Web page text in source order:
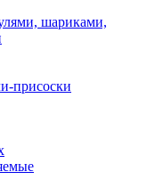
шариками,
присоски